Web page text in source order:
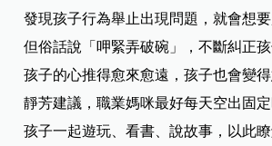
發現孩子行為舉止出現問題，就會想要
但俗話說「呷緊弄破碗」，不斷糾正
孩子的心推得愈來愈遠，孩子也會變
靜芳建議，職業媽咪最好每天空出固
孩子一起遊玩、看書、說故事，以此